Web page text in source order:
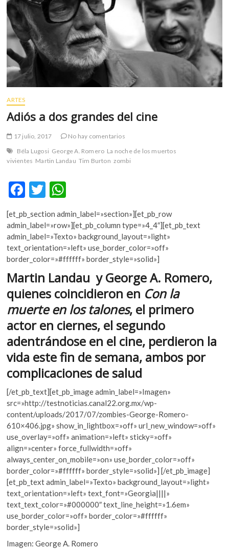
g
e
s
ARTES
Adiós a dos grandes del cine
17 julio, 2017
No hay comentarios
Béla Lugosi George A. Romero La noche de los muertos
vivientes Martin Landau Tim Burton zombi
F
e
b
o
o
k
T
w
itt
er
h
at
s
A
p
p
[et_pb_section admin_label=»section»][et_pb_row
admin_label=»row»][et_pb_column type=»4_4″][et_pb_text
admin_label=»Texto» background_layout=»light»
text_orientation=»left» use_border_color=»off»
border_color=»#ffffff» border_style=»solid»]
Martin Landau y George A. Romero,
quienes coincidieron en Con la
muerte en los talones, el primero
actor en ciernes, el segundo
adentrándose en el cine, perdieron la
vida este fin de semana, ambos por
complicaciones de salud
[/et_pb_text][et_pb_image admin_label=»Imagen»
src=»http://testnoticias.canal22.org.mx/wp-
content/uploads/2017/07/zombies-George-Romero-
610×406.jpg» show_in_lightbox=»off» url_new_window=»off»
use_overlay=»off» animation=»left» sticky=»off»
align=»center» force_fullwidth=»off»
always_center_on_mobile=»on» use_border_color=»off»
border_color=»#ffffff» border_style=»solid»] [/et_pb_image]
[et_pb_text admin_label=»Texto» background_layout=»light»
text_orientation=»left» text_font=»Georgia||||»
text_text_color=»#000000″ text_line_height=»1.6em»
use_border_color=»off» border_color=»#ffffff»
border_style=»solid»]
Imagen: George A. Romero